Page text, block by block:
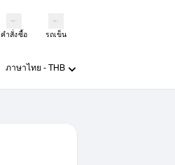
คำสั่งซื้อ รถเข็น
ภาษาไทย- THB